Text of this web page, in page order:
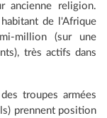
ancienne religion.
habitant de l'Afrique
million (sur une
très actifs dans
troupes armées
prennent position